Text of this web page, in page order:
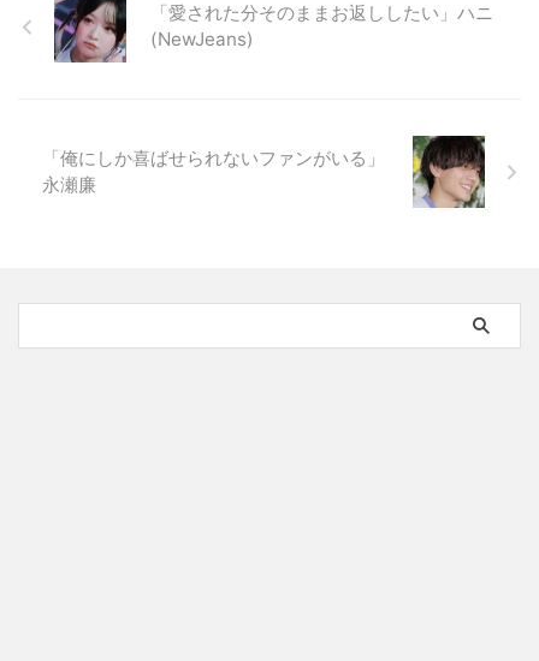
「愛された分そのままお返ししたい」ハニ
(NewJeans)
「俺にしか喜ばせられないファンがいる」
永瀬廉